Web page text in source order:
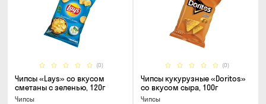
(0)
Чипсы «Lays» со вкусом
сметаны с зеленью, 120г
Чипсы
(0)
Чипсы кукурузные «Doritos»
со вкусом сыра, 100г
Чипсы